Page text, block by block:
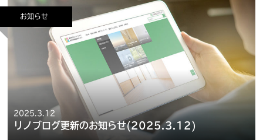
2025.3.12
リノブログ更新のお知らせ(2025.3.12)
お知らせ